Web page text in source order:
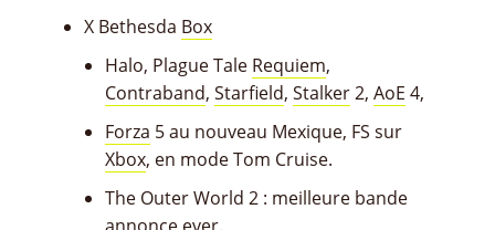
X Bethesda Box
Halo, Plague Tale Requiem,
Contraband, Starfield, Stalker2, AoE 4,
Forza 5 au nouveau Mexique, FS sur
Xbox, en mode Tom Cruise.
The Outer World 2 : meilleure bande